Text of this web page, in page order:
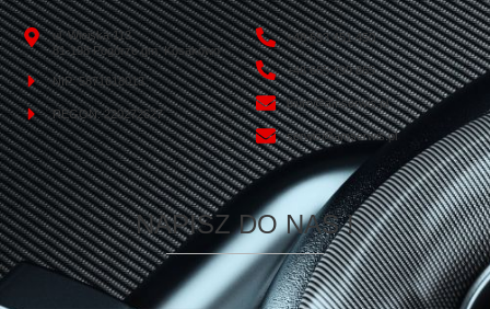
ul. Wiejska 113
81-198 Pogórze gm. Kosakowo
NIP: 5871618013
REGON: 220272627
+48 693 451 450
+48 665 499 865
biuro@amserwis.pl
serwis@amserwis.pl
NAPISZ DO NAS !